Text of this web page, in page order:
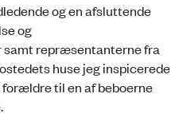
og en afsluttende
og
repræsentanterne fra
huse jeg inspicerede
til en af beboerne